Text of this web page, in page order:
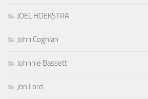
JOEL HOEKSTRA
John Coghlan
Johnnie Bassett
Jon Lord